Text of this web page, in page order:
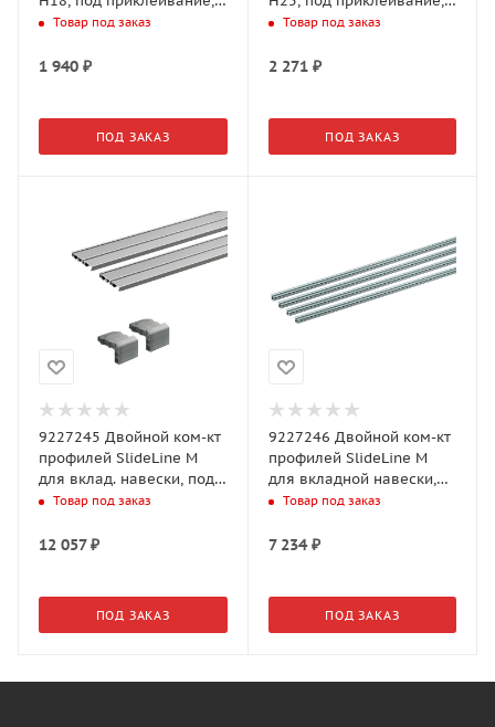
серебристый
Товар под заказ
1 940 ₽
ПОД ЗАКАЗ
серебристый
Товар под заказ
2 271₽
ПОД ЗАКАЗ
9227245 Двойной ком-кт
профилей SlideLine M
для вклад. навески, под
прикруч. в паз/приклеив.
Товар под заказ
12 057₽
ПОД ЗАКАЗ
9227246 Двойной ком-кт
профилей SlideLine M
для вкладной навески,
под запрессовку, L2500
Товар под заказ
7 234₽
ПОД ЗАКАЗ